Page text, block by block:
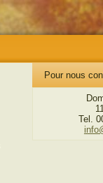
Pour nous
Tel.